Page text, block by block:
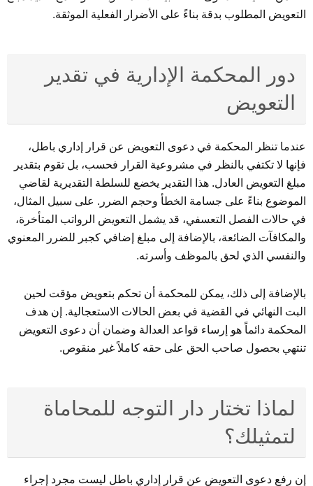
التعويض المطلوب بدقة بناءً على الأضرار الفعلية الموثقة.
دور المحكمة الإدارية في تقدير
التعويض
عندما تنظر المحكمة في دعوى التعويض عن قرار إداري باطل،
فإنها لا تكتفي بالنظر في مشروعية القرار فحسب، بل تقوم بتقدير
مبلغ التعويض العادل. هذا التقدير يخضع للسلطة التقديرية لقاضي
الموضوع بناءً على جسامة الخطأ وحجم الضرر. على سبيل المثال،
في حالات الفصل التعسفي، قد يشمل التعويض الرواتب المتأخرة،
والمكافآت الضائعة، بالإضافة إلى مبلغ إضافي كجبر للضرر المعنوي
والنفسي الذي لحق بالموظف وأسرته.
بالإضافة إلى ذلك، يمكن للمحكمة أن تحكم بتعويض مؤقت لحين
البت النهائي في القضية في بعض الحالات الاستعجالية. إن هدف
المحكمة دائماً هو إرساء قواعد العدالة وضمان أن دعوى التعويض
تنتهي بحصول صاحب الحق على حقه كاملاً غير منقوص.
لماذا تختار دار التوجه للمحاماة
لتمثيلك؟
إن رفع دعوى التعويض عن قرار إداري باطل ليست مجرد إجراء